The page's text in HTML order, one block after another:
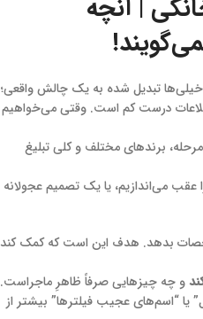
| آنچه
خیلی‌ها تبدیل شده به یک چالش واقعی؛
درست کم است. وقتی می‌خواهیم
برندهای مختلف و کلی تبلیغ
می‌اندازیم، یا یک تصمیم عجولانه
بدهد. هدف این است که کمک کند
و چه چیزهایی صرفاً ظاهرِ ماجراست.
یا “اسم‌های عجیب فیلترها” بیشتر از